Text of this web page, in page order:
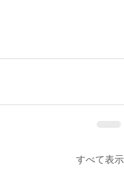
すべて表示